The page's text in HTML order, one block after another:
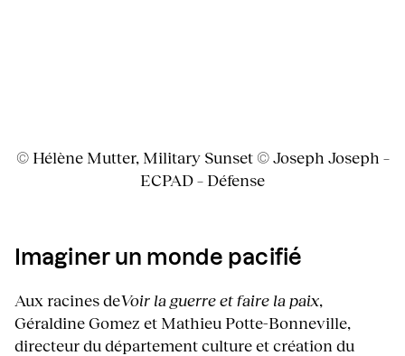
© Hélène Mutter, Military Sunset © Joseph Joseph –
ECPAD – Défense
Imaginer un monde pacifié
Aux racines deVoir la guerre et faire la paix,
Géraldine Gomez et Mathieu Potte-Bonneville,
directeur du département culture et création du